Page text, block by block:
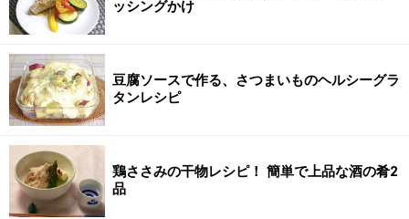
ッシングかけ
豆腐ソースで作る、さつまいものヘルシーグラ
タンレシピ
鶏ささみの干物レシピ！ 簡単で上品な酒の肴2
品